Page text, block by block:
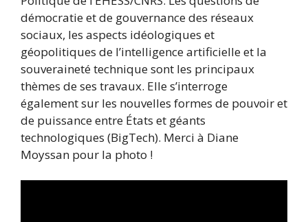
démocratie et de gouvernance des réseaux
sociaux, les aspects idéologiques et
géopolitiques de l’intelligence artificielle et la
souveraineté technique sont les principaux
thèmes de ses travaux. Elle s’interroge
également sur les nouvelles formes de pouvoir et
de puissance entre États et géants
technologiques (BigTech). Merci à Diane
Moyssan pour la photo !